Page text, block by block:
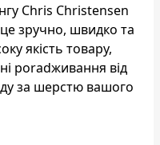
Chris Christensen
зручно, швидко та
якість товару,
poradживання від
за шерстю вашого